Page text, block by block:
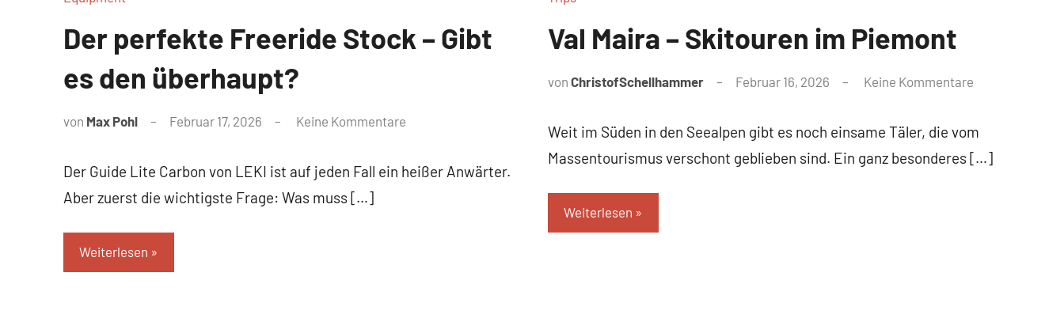
Der perfekte Freeride Stock – Gibt
es den überhaupt?
von Max Pohl Februar 17, 2026 Keine Kommentare
Der Guide Lite Carbon von LEKI ist auf jeden Fall ein heißer Anwärter.
Aber zuerst die wichtigste Frage: Was muss […]
Weiterlesen
Val Maira – Skitouren im Piemont
von ChristofSchellhammer Februar 16, 2026 Keine Kommentare
Weit im Süden in den Seealpen gibt es noch einsame Täler, die vom
Massentourismus verschont geblieben sind. Ein ganz besonderes […]
Weiterlesen